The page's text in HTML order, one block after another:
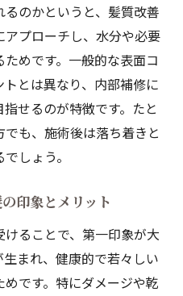
るための髪質改善術
続性も重視
高めるポイント
を長持ちさせるコツ
がカギになる理由
善トリートメント選び
ケアの工夫
ケアで持続力アップ
善のケア方法とは
を保つ毎日のポイント
のかというと、髪質改善
アプローチし、水分や必要
めです。一般的な表面コ
とは異なり、内部補修に
せるのが特徴です。たと
も、施術後は落ち着きと
しょう。
印象とメリット
ることで、第一印象が大
まれ、健康的で若々しい
です。特にダメージや乾